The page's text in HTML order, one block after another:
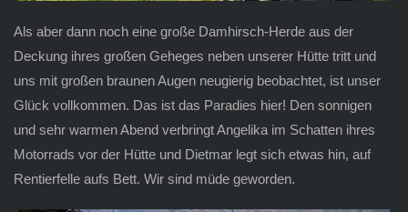
Als aber dann noch eine große Damhirsch-Herde aus der
Deckung ihres großen Geheges neben unserer Hütte tritt und
uns mit großen braunen Augen neugierig beobachtet, ist unser
Glück vollkommen. Das ist das Paradies hier! Den sonnigen
und sehr warmen Abend verbringt Angelika im Schatten ihres
Motorrads vor der Hütte und Dietmar legt sich etwas hin, auf
Rentierfelle aufs Bett. Wir sind müde geworden.